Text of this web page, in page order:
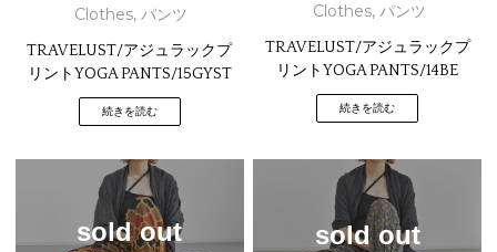
Clothes,パンツ
TRAVELUST/アジュラックプ
リントYOGA PANTS/15GYST
続きを読む
Clothes, パンツ
TRAVELUST/アジュラックプ
リントYOGA PANTS/14BE
続きを読む
sold out sold out